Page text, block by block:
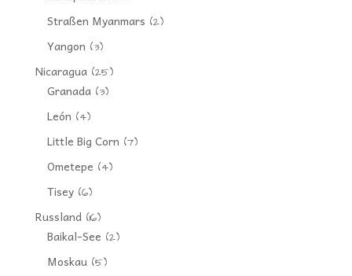
Straßen Myanmars (2)
Yangon (3)
Nicaragua(25)
Granada(3)
León (4)
Little Big Corn (7)
Ometepe (4)
Tisey(6)
Russland(16)
Baikal-See (2)
Moskau(5)